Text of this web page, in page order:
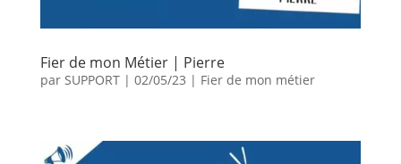
Fier de mon Métier | Pierre
par SUPPORT| 02/05/23 | Fier de mon métier